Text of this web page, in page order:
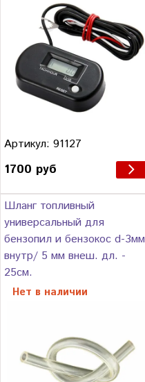
Артикул: 91127
1700 руб
Шланг топливный
универсальный для
бензопил и бензокос d-3мм
внутр/ 5 мм внеш. дл. -
25см.
Нет в наличии